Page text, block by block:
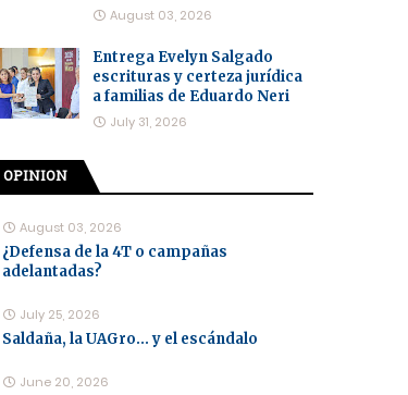
August 03, 2026
Entrega Evelyn Salgado
escrituras y certeza jurídica
a familias de Eduardo Neri
July 31, 2026
OPINION
August 03, 2026
¿Defensa de la 4T o campañas
adelantadas?
July 25, 2026
Saldaña, la UAGro... y el escándalo
June 20, 2026